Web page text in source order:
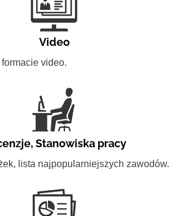
Video
video.
,Stanowiska pracy
lista najpopularniejszych zawodów.